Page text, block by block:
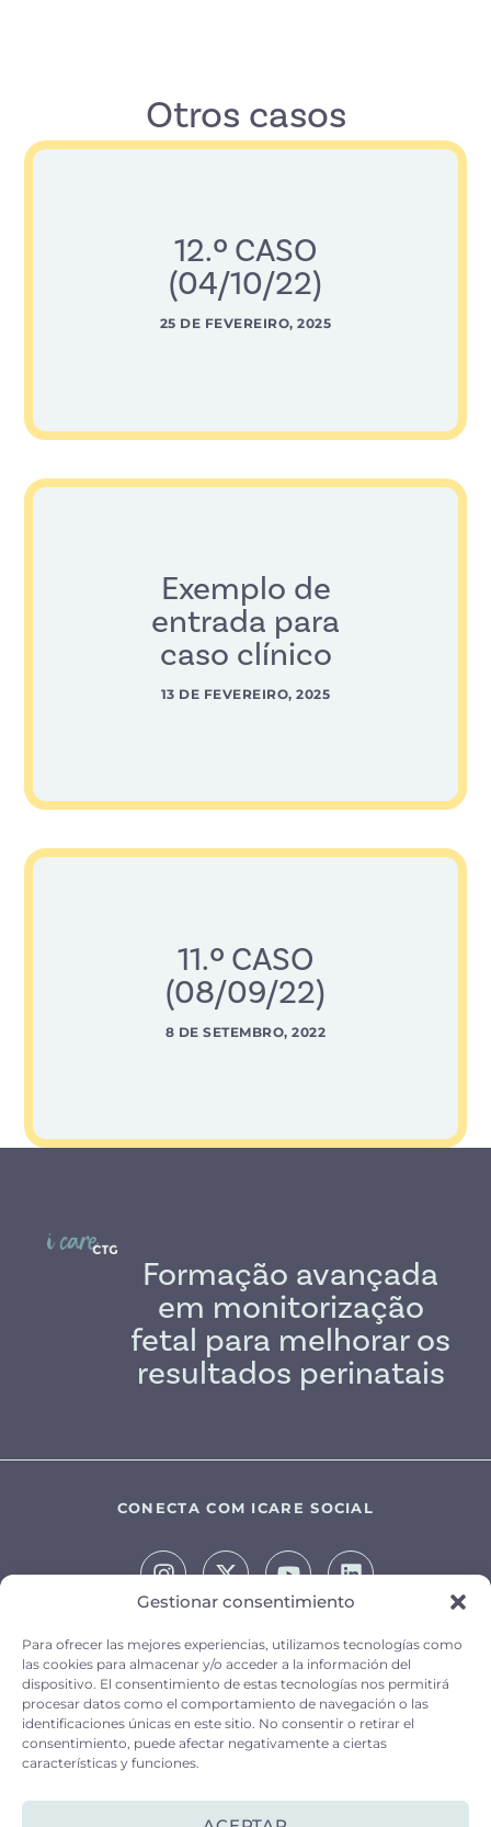
Gestionar consentimiento
Para ofrecer las mejores experiencias, utilizamos tecnologías como
las cookies para almacenar y/o acceder a la información del
dispositivo. El consentimiento de estas tecnologías nos permitirá
procesar datos como el comportamiento de navegación o las
identificaciones únicas en este sitio. No consentir o retirar el
consentimiento, puede afectar negativamente a ciertas
características y funciones.
Otros casos
12.º CASO
(04/10/22)
25 DE FEVEREIRO, 2025
Exemplo de
entrada para
caso clínico
13 DE FEVEREIRO, 2025
11.º CASO
(08/09/22)
8 DE SETEMBRO, 2022
Formação avançada
em monitorização
fetal para melhorar os
resultados perinatais
CONECTA COM ICARE SOCIAL
AVISO LEGAL
POLÍTICA DE PRIVACIDADE
POLÍTICA DE COOKIES
© 2025 icareCTG. Design web:LaKarulina